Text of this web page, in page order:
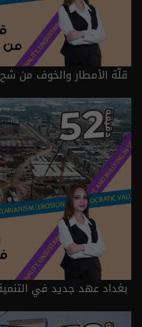
الموسم 6
بغداد عهد جديد في التنمية